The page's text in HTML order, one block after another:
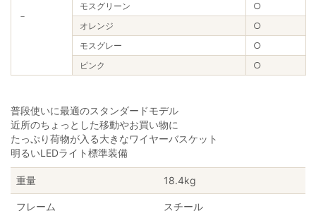
－
モスグリーン
○
オレンジ
○
モスグレー
○
ピンク
○
普段使いに最適のスタンダードモデル
近所のちょっとした移動やお買い物に
たっぷり荷物が入る大きなワイヤーバスケット
明るいLEDライト標準装備
重量 18.4kg
フレーム スチール